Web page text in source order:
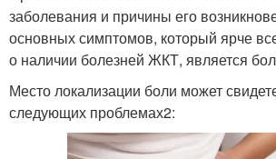
заболевания и причины его
основных симптомов, который ярче
о наличии болезней ЖКТ, является
Место локализации боли может
следующих проблемах2: